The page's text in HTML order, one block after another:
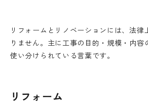
リフォームとリノベーションには、法律
りません。主に工事の目的・規模・内容
使い分けられている言葉です。
リフォーム